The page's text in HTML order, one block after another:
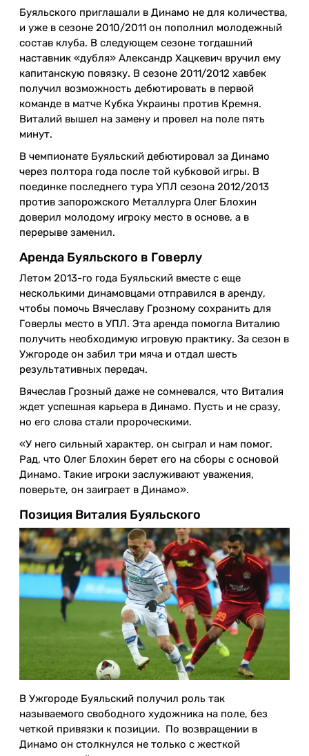
Буяльского приглашали в Динамо не для количества,
и уже в сезоне 2010/2011 он пополнил молодежный
состав клуба. В следующем сезоне тогдашний
наставник «дубля» Александр Хацкевич вручил ему
капитанскую повязку. В сезоне 2011/2012 хавбек
получил возможность дебютировать в первой
команде в матче Кубка Украины против Кремня.
Виталий вышел на замену и провел на поле пять
минут.
В чемпионате Буяльский дебютировал за Динамо
через полтора года после той кубковой игры. В
поединке последнего тура УПЛ сезона 2012/2013
против запорожского Металлурга Олег Блохин
доверил молодому игроку место в основе, а в
перерыве заменил.
Аренда Буяльского в Говерлу
Летом 2013-го года Буяльский вместе с еще
несколькими динамовцами отправился в аренду,
чтобы помочь Вячеславу Грозному сохранить для
Говерлы место в УПЛ. Эта аренда помогла Виталию
получить необходимую игровую практику. За сезон в
Ужгороде он забил три мяча и отдал шесть
результативных передач.
Вячеслав Грозный даже не сомневался, что Виталия
ждет успешная карьера в Динамо. Пусть и не сразу,
но его слова стали пророческими.
«У него сильный характер, он сыграл и нам помог.
Рад, что Олег Блохин берет его на сборы с основой
Динамо. Такие игроки заслуживают уважения,
поверьте, он заиграет в Динамо».
Позиция Виталия Буяльского
В Ужгороде Буяльский получил роль так
называемого свободного художника на поле, без
четкой привязки к позиции. По возвращении в
Динамо он столкнулся не только с жесткой